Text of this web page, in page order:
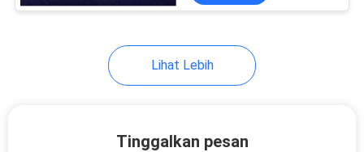
Label Transfer
Lihat Lebih
Tinggalkan pesan